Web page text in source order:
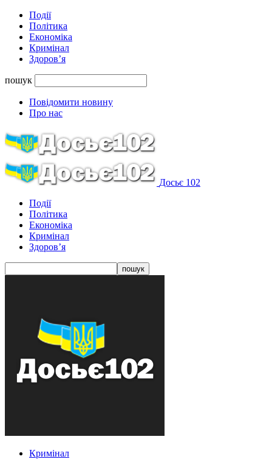
Події
Політика
Економіка
Кримінал
Здоров’я
пошук
Повідомити новину
Про нас
Досьє 102
Події
Політика
Економіка
Кримінал
Здоров’я
Кримінал